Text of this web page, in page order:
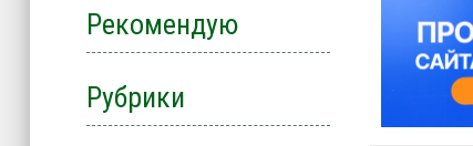
Рекомендую
Рубрики